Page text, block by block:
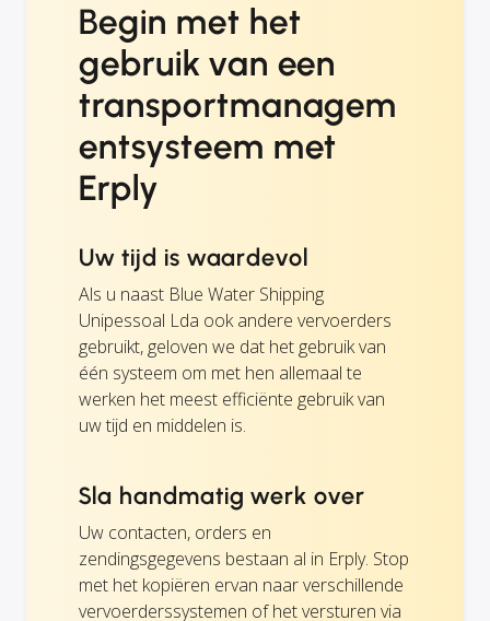
Begin met het
gebruik van een
transportmanagem
entsysteem met
Erply
Uw tijd is waardevol
Als u naast Blue Water Shipping
Unipessoal Lda ook andere vervoerders
gebruikt, geloven we dat het gebruik van
één systeem om met hen allemaal te
werken het meest efficiënte gebruik van
uw tijd en middelen is.
Sla handmatig werk over
Uw contacten, orders en
zendingsgegevens bestaan al in Erply. Stop
met het kopiëren ervan naar verschillende
vervoerderssystemen of het versturen via